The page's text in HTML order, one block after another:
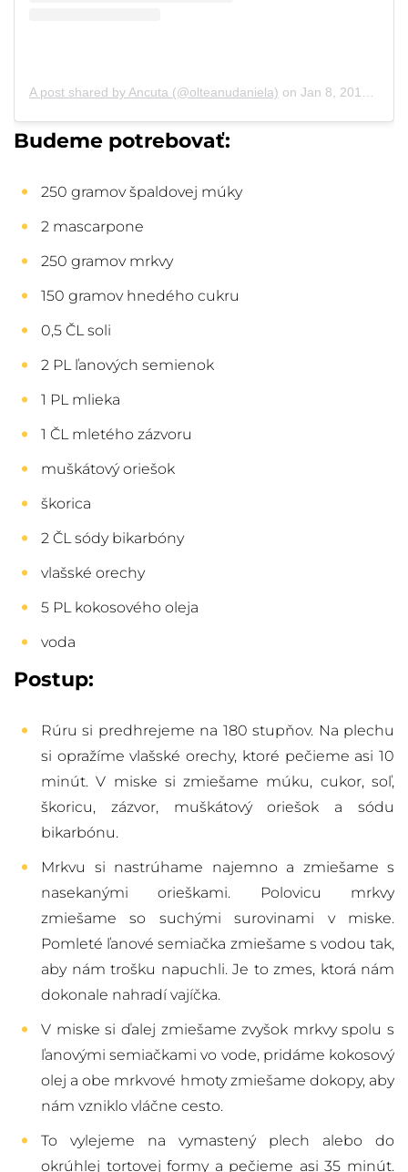
A post shared by Ancuta (@olteanudaniela) on Jan 8, 2019 at 12:18am PST
Budeme potrebovať:
250 gramov špaldovej múky
2 mascarpone
250 gramov mrkvy
150 gramov hnedého cukru
0,5 ČL soli
2 PL ľanových semienok
1 PL mlieka
1 ČL mletého zázvoru
muškátový oriešok
škorica
2 ČL sódy bikarbóny
vlašské orechy
5 PL kokosového oleja
voda
Postup:
Rúru si predhrejeme na 180 stupňov. Na plechu
si opražíme vlašské orechy, ktoré pečieme asi 10
minút. V miske si zmiešame múku, cukor, soľ,
škoricu, zázvor, muškátový oriešok a sódu
bikarbónu.
Mrkvu si nastrúhame najemno a zmiešame s
nasekanými orieškami. Polovicu mrkvy
zmiešame so suchými surovinami v miske.
Pomleté ľanové semiačka zmiešame s vodou tak,
aby nám trošku napuchli. Je to zmes, ktorá nám
dokonale nahradí vajíčka.
V miske si ďalej zmiešame zvyšok mrkvy spolu s
ľanovými semiačkami vo vode, pridáme kokosový
olej a obe mrkvové hmoty zmiešame dokopy, aby
nám vzniklo vláčne cesto.
To vylejeme na vymastený plech alebo do
okrúhlej tortovej formy a pečieme asi 35 minút.